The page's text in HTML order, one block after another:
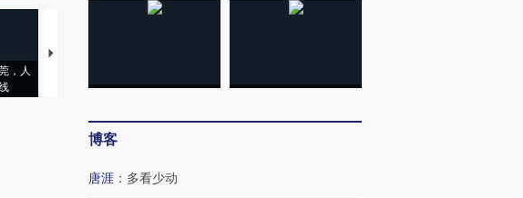
，人
【推广】走进第四届链博
有意思的生活方式·第三对
住三大增长引擎是什么？
博客
唐涯 ： 多看少动